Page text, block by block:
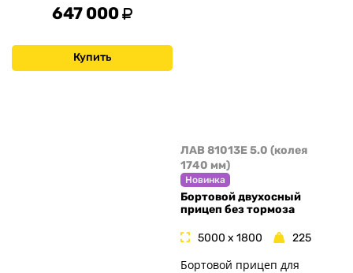
647 000
Купить
ЛАВ 81013E 5.0 (колея
1740 мм)
Новинка
Бортовой двухосный
прицеп без тормоза
5000 x 1800 225
Бортовой прицеп для